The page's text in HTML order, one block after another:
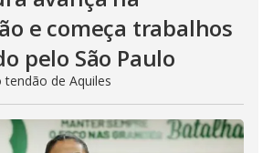
e começa trabalhos
pelo São Paulo
de Aquiles